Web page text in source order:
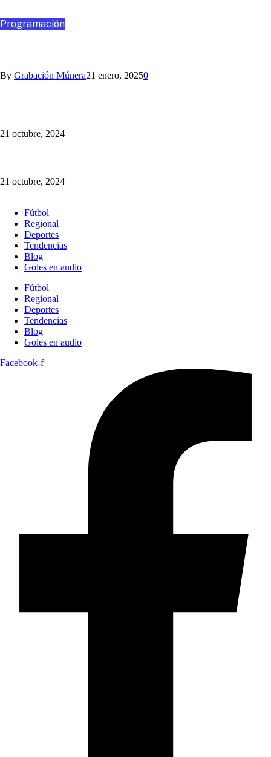
Programación
By Grabación Múnera21 enero, 20250
21 octubre, 2024
21 octubre, 2024
Fútbol
Regional
Deportes
Tendencias
Blog
Goles en audio
Fútbol
Regional
Deportes
Tendencias
Blog
Goles en audio
Facebook-f